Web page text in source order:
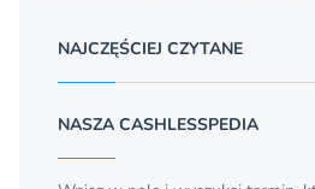
NAJCZĘŚCIEJ CZYTANE
NASZA CASHLESSPEDIA